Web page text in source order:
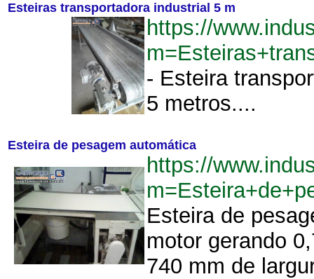
Esteiras transportadora industrial 5 m
https://
- Esteira
5 metros....
Esteira de pesagem automática
https://
Esteira de
motor gerando
740 mm de